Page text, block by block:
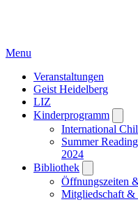
Menu
Veranstaltungen
Geist Heidelberg
LIZ
Kinderprogramm
International
Summer
2024
Bibliothek
submenu
Öffnungszeiten
Mitgliedschaft &